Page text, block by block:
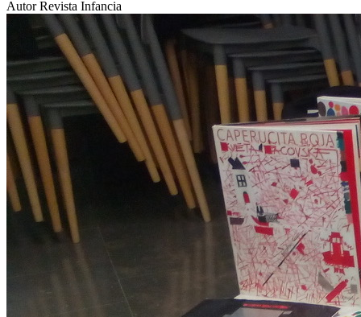
Autor Revista Infancia